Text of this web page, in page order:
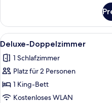
Doppelzimmer
Alle
Fotos
für
Deluxe-
Doppelzimmer
anzeigen
10
Deluxe-Doppelzimmer
1 Schlafzimmer
Platz für 2 Personen
1 King-Bett
Kostenloses WLAN